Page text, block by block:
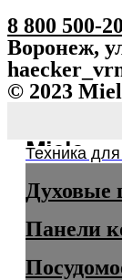
8 800 500-
Воронеж,
© 2023
Miele
Техника для
Панели